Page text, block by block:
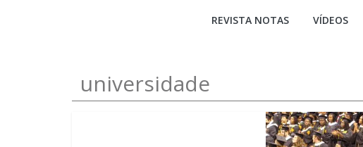
REVISTA NOTAS VÍDEOS
universidade